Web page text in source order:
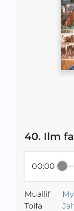
40. Ilm
00:00
Muallif
Toifa